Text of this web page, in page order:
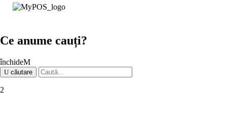
Ce anume cauți?
închide
căutare